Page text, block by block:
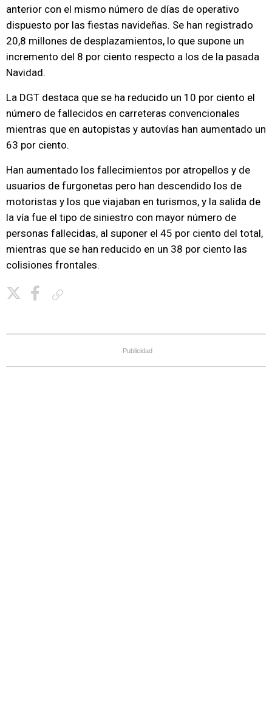
anterior con el mismo número de días de operativo
dispuesto por las fiestas navideñas. Se han registrado
20,8 millones de desplazamientos, lo que supone un
incremento del 8 por ciento respecto a los de la pasada
Navidad.
La DGT destaca que se ha reducido un 10 por ciento el
número de fallecidos en carreteras convencionales
mientras que en autopistas y autovías han aumentado un
63 por ciento.
Han aumentado los fallecimientos por atropellos y de
usuarios de furgonetas pero han descendido los de
motoristas y los que viajaban en turismos, y la salida de
la vía fue el tipo de siniestro con mayor número de
personas fallecidas, al suponer el 45 por ciento del total,
mientras que se han reducido en un 38 por ciento las
colisiones frontales.
Publicidad